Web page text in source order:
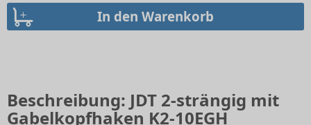
Beschreibung: JDT 2-strängig mit
Gabelkopfhaken K2-10EGH